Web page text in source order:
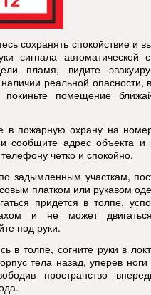
сохранять спокойствие
сигнала автоматической
пламя; видите
реальной опасности,
покиньте помещение
в пожарную охрану на
сообщите адрес объекта
четко и спокойно.
задымленным участкам,
платком или рукавом
придется в толпе,
и не может
под руки.
в толпе, согните руки в
тела назад, уперев
пространство